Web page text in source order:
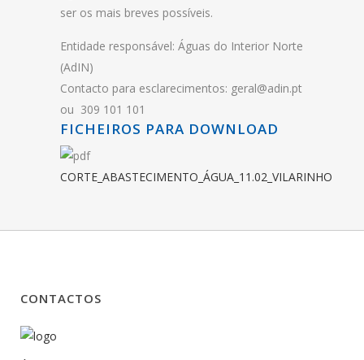
ser os mais breves possíveis.
Entidade responsável: Águas do Interior Norte
(AdIN)
Contacto para esclarecimentos: geral@adin.pt
ou 309 101 101
FICHEIROS PARA DOWNLOAD
CORTE_ABASTECIMENTO_ÁGUA_11.02_VILARINHO
CONTACTOS